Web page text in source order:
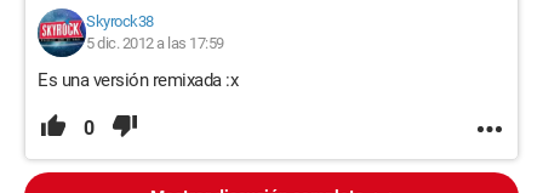
Skyrock38
5 dic. 2012 a las 17:59
Es una versión remixada :x
0